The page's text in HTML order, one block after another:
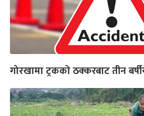
गोरखामा ट्रकको ठक्करबाट तीन